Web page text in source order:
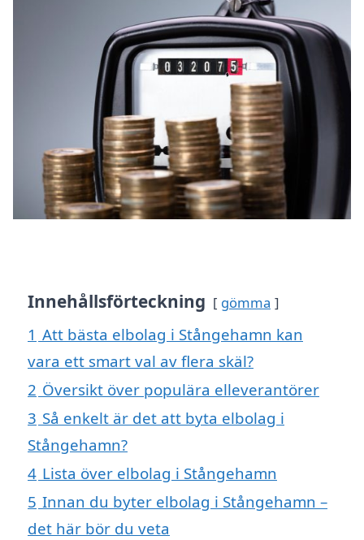
Innehållsförteckning gömma
1 Att bästa elbolag i Stångehamn kan
vara ett smart val av flera skäl?
2 Översikt över populära elleverantörer
3 Så enkelt är det att byta elbolag i
Stångehamn?
4 Lista över elbolag i Stångehamn
5 Innan du byter elbolag i Stångehamn –
det här bör du veta